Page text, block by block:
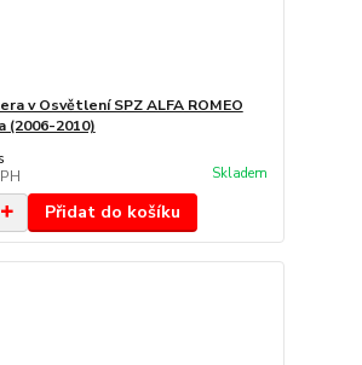
v Osvětlení SPZ ALFA ROMEO
(2006-2010)
Skladem
Přidat do košíku